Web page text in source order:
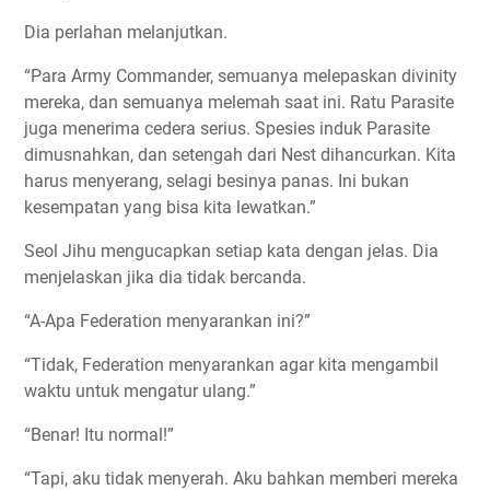
Dia perlahan melanjutkan.
“Para Army Commander, semuanya melepaskan divinity
mereka, dan semuanya melemah saat ini. Ratu Parasite
juga menerima cedera serius. Spesies induk Parasite
dimusnahkan, dan setengah dari Nest dihancurkan. Kita
harus menyerang, selagi besinya panas. Ini bukan
kesempatan yang bisa kita lewatkan.”
Seol Jihu mengucapkan setiap kata dengan jelas. Dia
menjelaskan jika dia tidak bercanda.
“A-Apa Federation menyarankan ini?”
“Tidak, Federation menyarankan agar kita mengambil
waktu untuk mengatur ulang.”
“Benar! Itu normal!”
“Tapi, aku tidak menyerah. Aku bahkan memberi mereka